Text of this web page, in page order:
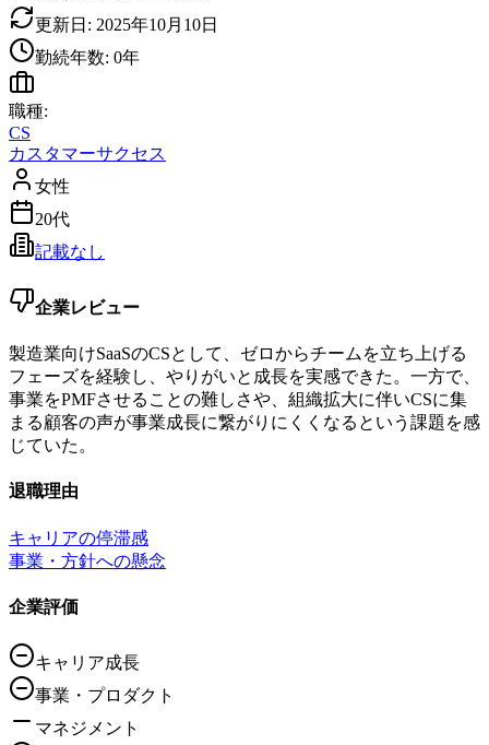
更新日: 2025年10月10日
勤続年数: 0年
職種:
CS
カスタマーサクセス
女性
20代
記載なし
企業レビュー
製造業向けSaaSのCSとして、ゼロからチームを立ち上げる
フェーズを経験し、やりがいと成長を実感できた。一方で、
事業をPMFさせることの難しさや、組織拡大に伴いCSに集
まる顧客の声が事業成長に繋がりにくくなるという課題を感
じていた。
退職理由
キャリアの停滞感
事業・方針への懸念
企業評価
キャリア成長
事業・プロダクト
マネジメント